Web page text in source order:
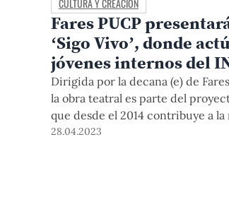
CULTURA Y CREACIÓN
Fares PUCP
‘Sigo Vivo’, donde
jóvenes internos del
Dirigida por la decana (e) de
la obra teatral es parte del
que desde el 2014 contribuye a
social de jóvenes reclusos en
28.04.2023